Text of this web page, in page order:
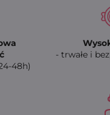
48h)
- trwałe i